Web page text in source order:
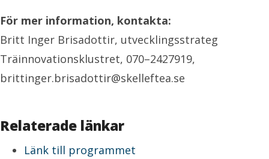
För mer information, kontakta:
Britt Inger Brisadottir, utvecklingsstrateg
Träinnovationsklustret, 070–2427919,
brittinger.brisadottir@skelleftea.se
Relaterade länkar
Länk till programmet